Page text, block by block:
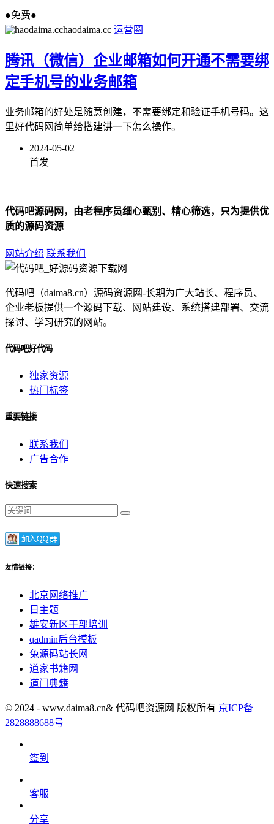
●免费●
haodaima.cc 运营圈
腾讯（微信）企业邮箱如何开通不需要绑
定手机号的业务邮箱
业务邮箱的好处是随意创建，不需要绑定和验证手机号码。这
里好代码网简单给搭建讲一下怎么操作。
2024-05-02
首发
代码吧源码网，由老程序员细心甄别、精心筛选，只为提供优
质的源码资源
网站介绍 联系我们
代码吧（daima8.cn）源码资源网-长期为广大站长、程序员、
企业老板提供一个源码下载、网站建设、系统搭建部署、交流
探讨、学习研究的网站。
代码吧好代码
独家资源
热门标签
重要链接
联系我们
广告合作
快速搜索
友情链接：
北京网络推广
日主题
雄安新区干部培训
qadmin后台模板
兔源码站长网
道家书籍网
道门典籍
© 2024 - www.daima8.cn& 代码吧资源网 版权所有 京ICP备
2828888688号
签到
客服
分享